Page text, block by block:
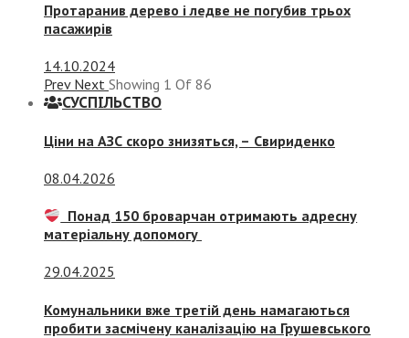
Протаранив дерево і ледве не погубив трьох
пасажирів
14.10.2024
Prev Next Showing 1 Of 86
СУСПIЛЬСТВО
Ціни на АЗС скоро знизяться, – Свириденко
08.04.2026
Понад 150 броварчан отримають адресну
матеріальну допомогу
29.04.2025
Комунальники вже третій день намагаються
пробити засмічену каналізацію на Грушевського